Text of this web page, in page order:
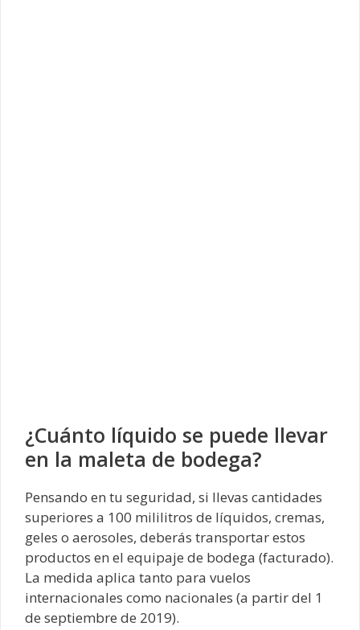
¿Cuánto líquido se puede llevar
en la maleta de bodega?
Pensando en tu seguridad, si llevas cantidades
superiores a 100 mililitros de líquidos, cremas,
geles o aerosoles, deberás transportar estos
productos en el equipaje de bodega (facturado).
La medida aplica tanto para vuelos
internacionales como nacionales (a partir del 1
de septiembre de 2019).